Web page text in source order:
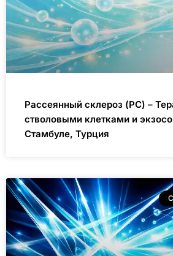
Рассеянный склероз (РС) –
стволовыми клетками и
Стамбуле, Турция